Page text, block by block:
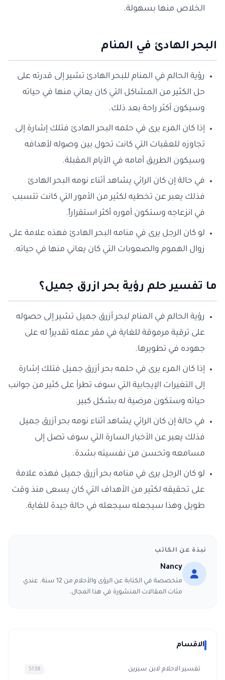
الخلاص منها بسهولة.
البحر الهادئ في المنام
رؤية الحالم في المنام للبحر الهادئ تشير إلى قدرته على
حل الكثير من المشاكل التي كان يعاني منها في حياته
وسيكون أكثر راحة بعد ذلك.
إذا كان المرء يرى في حلمه البحر الهادئ فتلك إشارة إلى
تجاوزه للعقبات التي كانت تحول بين وصوله لأهدافه
وسيكون الطريق أمامه في الأيام المقبلة.
في حالة إن كان الرائي يشاهد أثناء نومه البحر الهادئ
فذلك يعبر عن تخطيه لكثير من الأمور التي كانت تتسبب
في انزعاجه وستكون أموره أكثر استقراراً.
لو كان الرجل يرى في منامه البحر الهادئ فهذه علامة على
زوال الهموم والصعوبات التي كان يعاني منها في حياته.
ما تفسير حلم رؤية بحر ازرق جميل؟
رؤية الحالم في المنام لبحر أزرق جميل تشير إلى حصوله
على ترقية مرموقة للغاية في مقر عمله تقديراً له على
جهوده في تطويرها.
إذا كان المرء يرى في حلمه بحر أزرق جميل فتلك إشارة
إلى التغيرات الإيجابية التي سوف تطرأ على كثير من جوانب
حياته وستكون مرضية له بشكل كبير.
في حالة إن كان الرائي يشاهد أثناء نومه بحر أزرق جميل
فذلك يعبر عن الأخبار السارة التي سوف تصل إلى
مسامعه وتحسن من نفسيته بشدة.
لو كان الرجل يرى في منامه بحر أزرق جميل فهذه علامة
على تحقيقه لكثير من الأهداف التي كان يسعى منذ وقت
طويل وهذا سيجعله سيجعله في حالة جيدة للغاية.
نبذة عن الكاتب
Nancy
متخصصة في الكتابة عن الرؤى والأحلام من 12 سنة. عندي
مئات المقالات المنشورة في هذا المجال.
الاقسام
تفسير الاحلام لابن سيرين 5138